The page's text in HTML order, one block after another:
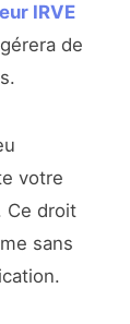
IRVE
de
votre
Ce droit
sans